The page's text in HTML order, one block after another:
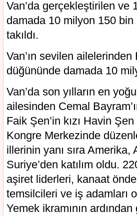
Van’da gerçekleştirilen ve
damada 10 milyon 150
takıldı.
Van’ın sevilen
düğününde damada 10
Van’da son yılların en
ailesinden Cemal
Faik Şen’in kızı Havin
Kongre Merkezinde
illerinin yanı sıra
Suriye’den katılım oldu.
aşiret liderleri, kanaat
temsilcileri ve iş adamları
Yemek ikramının